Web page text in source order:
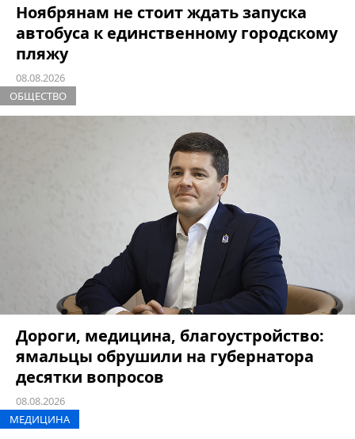
Ноябрянам не стоит ждать запуска
автобуса к единственному городскому
пляжу
08.08.2026
ОБЩЕСТВО
Дороги, медицина, благоустройство:
ямальцы обрушили на губернатора
десятки вопросов
08.08.2026
МЕДИЦИНА